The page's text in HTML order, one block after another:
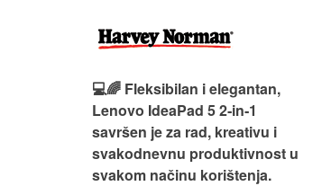
💻🌈 Fleksibilan i elegantan,
Lenovo IdeaPad 5 2‑in‑1
savršen je za rad, kreativu i
svakodnevnu produktivnost u
svakom načinu korištenja.